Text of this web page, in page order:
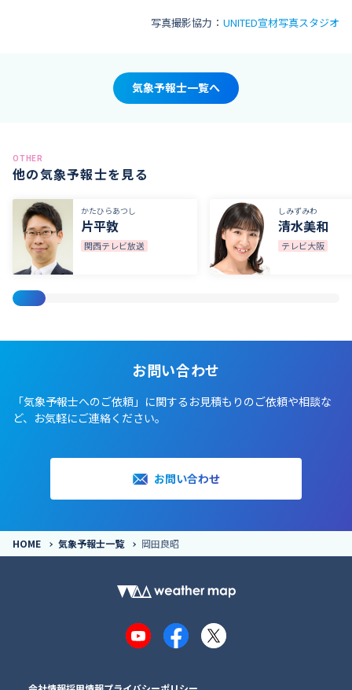
写真撮影協力： UNITED宣材写真スタジオ
気象予報士一覧へ
OTHER
他の気象予報士を見る
かたひらあつし
片平敦
関西テレビ放送
しみずみわ
清水美和
テレビ大阪
お問い合わせ
「気象予報士へのご依頼」に関するお見積もりのご依頼や相談な
ど、お気軽にご連絡ください。
お問い合わせ
HOME 気象予報士一覧 岡田良昭
YouTubeFacebook
X